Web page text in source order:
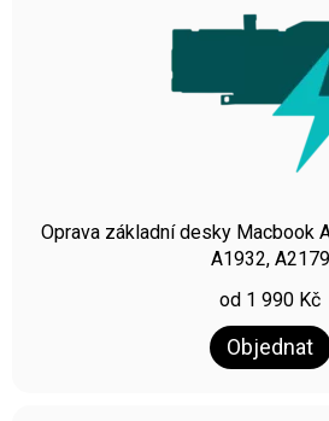
Oprava základní desky Macbook
A1932, A2179
od 1 990 Kč
Objednat